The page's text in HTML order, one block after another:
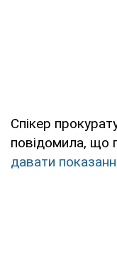
Спікер
повідомила, що
давати